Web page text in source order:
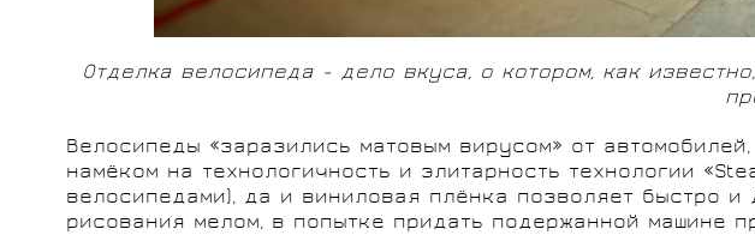
Отделка велосипеда - дело вкуса, о котором, как
Велосипеды «заразились матовым вирусом» от
намёком на технологичность и элитарность технологии
велосипедами), да и виниловая плёнка позволяет быстро
рисования мелом, в попытке придать подержанной машине